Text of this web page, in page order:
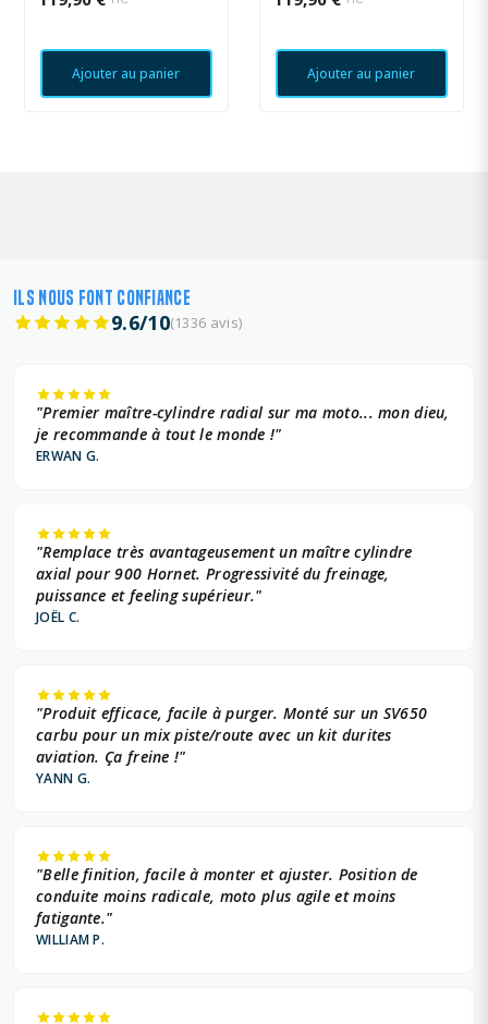
Ajouter au panier Ajouter au panier
ILS NOUS FONT CONFIANCE
9.6/10(1336 avis)
"Premier maître-cylindre radial sur ma moto... mon dieu,
je recommande à tout le monde !"
ERWAN G.
"Remplace très avantageusement un maître cylindre
axial pour 900 Hornet. Progressivité du freinage,
puissance et feeling supérieur."
JOËL C.
"Produit efficace, facile à purger. Monté sur un SV650
carbu pour un mix piste/route avec un kit durites
aviation. Ça freine !"
YANN G.
"Belle finition, facile à monter et ajuster. Position de
conduite moins radicale, moto plus agile et moins
fatigante."
WILLIAM P.